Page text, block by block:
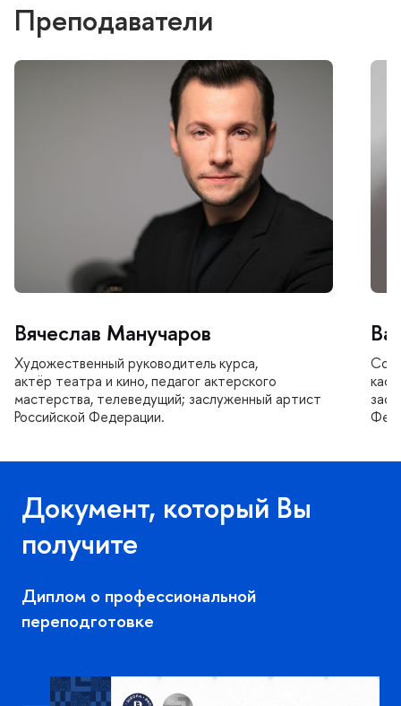
Преподаватели
ячеслав Манучаро
Художественный руководитель курса,
актёр театра и кино, педагог актерского
мастерства, телеведущий; заслуженный артист
Российской Федерации.
Документ, который Вы
получите
Диплом о профессиональной
переподготовке